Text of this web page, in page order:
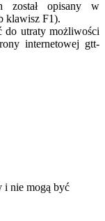
został opisany w
klawisz F1).
do utraty możliwości
internetowej gtt-
i nie mogą być